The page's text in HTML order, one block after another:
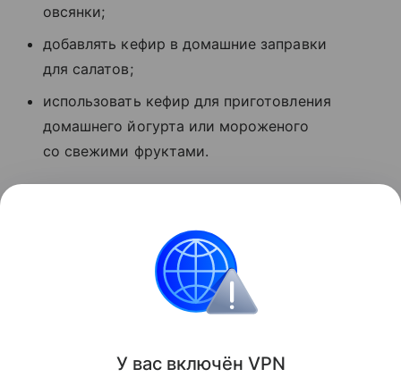
овсянки;
добавлять кефир в домашние заправки
для салатов;
использовать кефир для приготовления
домашнего йогурта или мороженого
со свежими фруктами.
изготовления кефира.
У вас включён VPN